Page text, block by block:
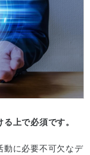
上で必須です。
動に必要不可欠なデ